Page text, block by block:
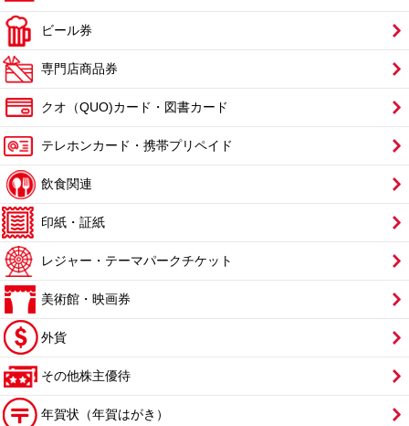
ビール券
専門店商品券
クオ（QUO)カード・図書カード
テレホンカード・携帯プリペイド
飲食関連
印紙・証紙
レジャー・テーマパークチケット
美術館・映画券
外貨
その他株主優待
年賀状（年賀はがき）